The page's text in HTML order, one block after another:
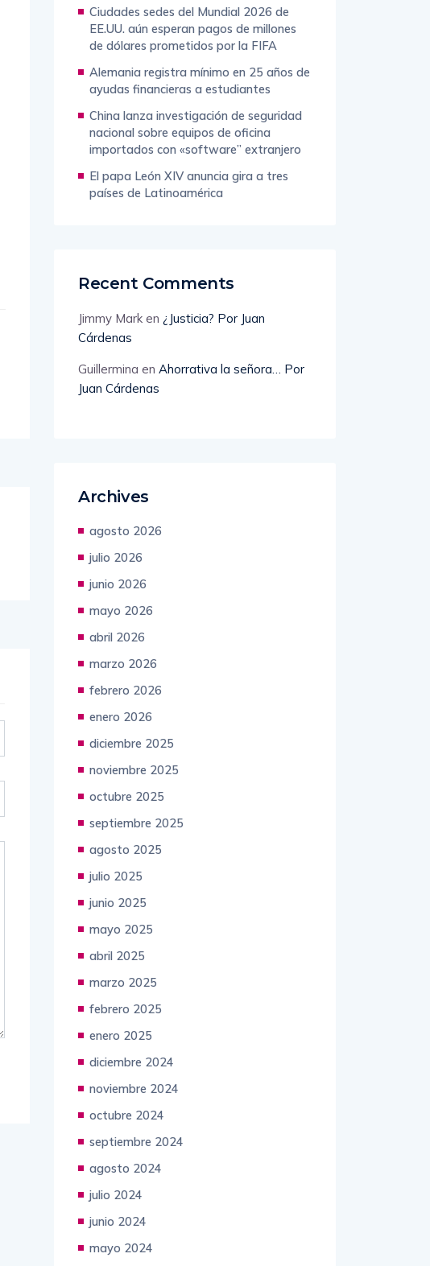
Ciudades sedes del Mundial 2026 de
EE.UU. aún esperan pagos de millones
de dólares prometidos por la FIFA
Alemania registra mínimo en 25 años de
ayudas financieras a estudiantes
China lanza investigación de seguridad
nacional sobre equipos de oficina
importados con «software” extranjero
El papa León XIV anuncia gira a tres
países de Latinoamérica
Recent Comments
Jimmy Mark en ¿Justicia? Por Juan
Cárdenas
Guillermina en Ahorrativa la señora… Por
Juan Cárdenas
Archives
agosto 2026
julio 2026
junio 2026
mayo 2026
abril 2026
marzo 2026
febrero 2026
enero 2026
diciembre 2025
noviembre 2025
octubre 2025
septiembre 2025
agosto 2025
julio 2025
junio 2025
mayo 2025
abril 2025
marzo 2025
febrero 2025
enero 2025
diciembre 2024
noviembre 2024
octubre 2024
septiembre 2024
agosto 2024
julio 2024
junio 2024
mayo 2024